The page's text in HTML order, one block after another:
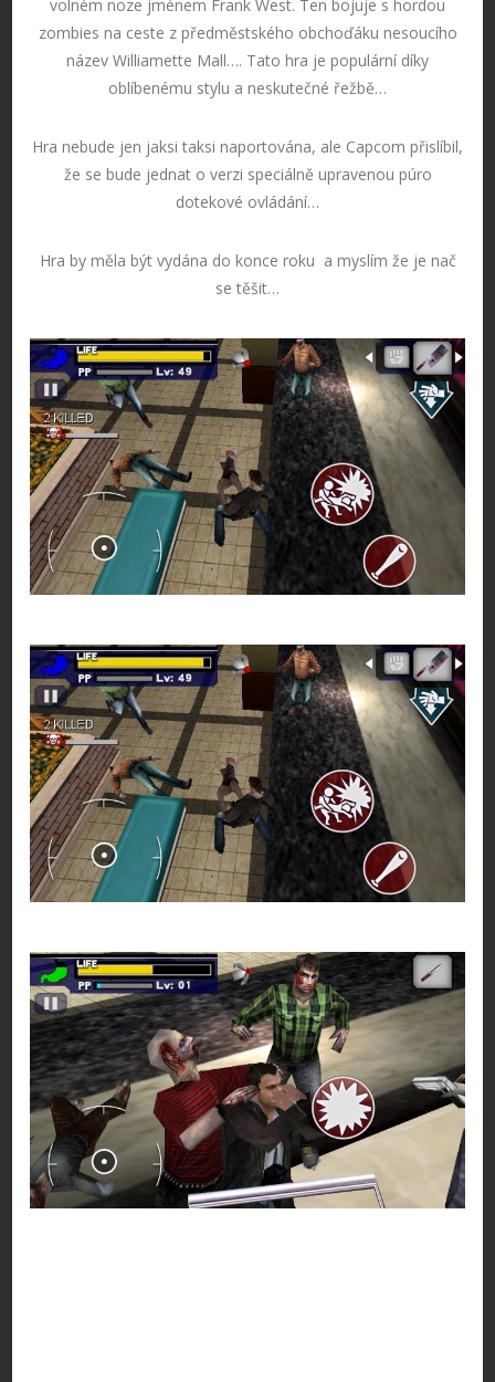
volném noze jménem Frank West. Ten bojuje s hordou
zombies na ceste z předměstského obchoďáku nesoucího
název Williamette Mall…. Tato hra je populární díky
oblíbenému stylu a neskutečné řežbě…
Hra nebude jen jaksi taksi naportována, ale Capcom přislíbil,
že se bude jednat o verzi speciálně upravenou púro
dotekové ovládání…
Hra by měla být vydána do konce roku a myslím že je nač
se těšit…